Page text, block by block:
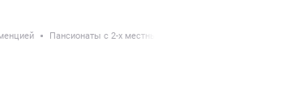
Пансионаты с 2-х местным размещением